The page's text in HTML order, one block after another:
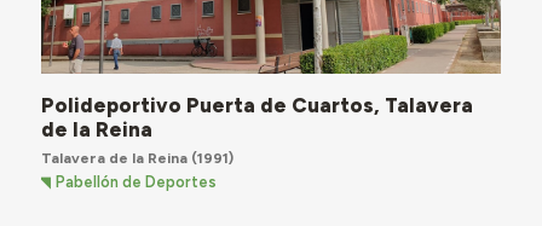
Polideportivo Puerta de Cuartos, Talavera
de la Reina
Talavera de la Reina(1991)
Pabellón de Deportes